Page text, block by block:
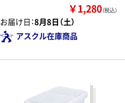
￥1,280（税込）
お届け日：8月8日（土）
アスクル在庫商品